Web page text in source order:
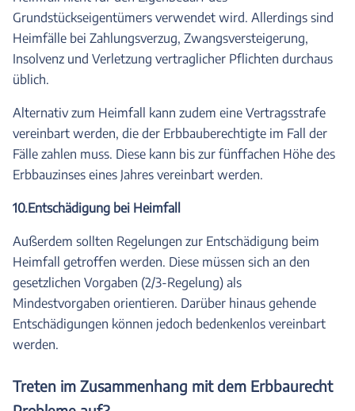
Grundstückseigentümers verwendet wird. Allerdings sind
Heimfälle bei Zahlungsverzug, Zwangsversteigerung,
Insolvenz und Verletzung vertraglicher Pflichten durchaus
üblich.
Alternativ zum Heimfall kann zudem eine Vertragsstrafe
vereinbart werden, die der Erbbauberechtigte im Fall der
Fälle zahlen muss. Diese kann bis zur fünffachen Höhe des
Erbbauzinses eines Jahres vereinbart werden.
10.Entschädigung bei Heimfall
Außerdem sollten Regelungen zur Entschädigung beim
Heimfall getroffen werden. Diese müssen sich an den
gesetzlichen Vorgaben (2/3-Regelung) als
Mindestvorgaben orientieren. Darüber hinaus gehende
Entschädigungen können jedoch bedenkenlos vereinbart
werden.
Treten im Zusammenhang mit dem Erbbaurecht